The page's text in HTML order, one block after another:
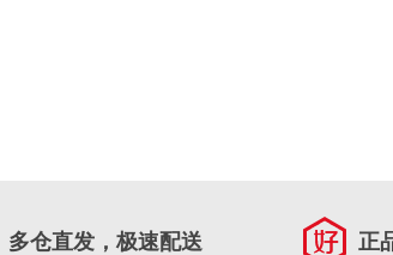
多仓直发，极速配送 正